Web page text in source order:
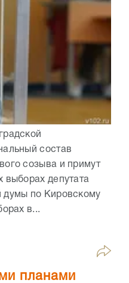
состав
созыва и примут
выборах депутата
думы по Кировскому
в...
планами